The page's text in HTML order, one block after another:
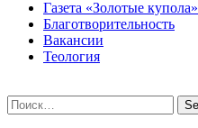
Газета «Золотые купола»
Благотворительность
Вакансии
Теология